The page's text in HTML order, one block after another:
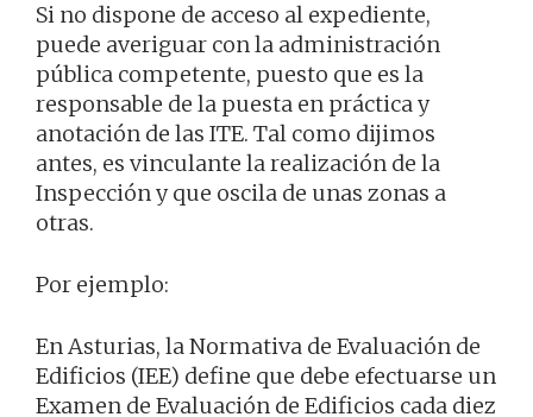
Si no dispone de acceso al expediente,
puede averiguar con la administración
pública competente, puesto que es la
responsable de la puesta en práctica y
anotación de las ITE. Tal como dijimos
antes, es vinculante la realización de la
Inspección y que oscila de unas zonas a
otras.
Por ejemplo:
En Asturias, la Normativa de Evaluación de
Edificios (IEE) define que debe efectuarse un
Examen de Evaluación de Edificios cada diez